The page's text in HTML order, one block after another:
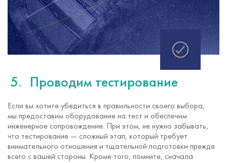
Проводим тестирование
Если вы хотите убедиться в правильности своего выбора,
мы предоставим оборудование на тест и обеспечим
инженерное сопровождение. При этом, не нужно забывать,
что тестирование — сложный этап, который требует
внимательного отношения и тщательной подготовки прежде
всего с вашей стороны. Кроме того, помните, сначала